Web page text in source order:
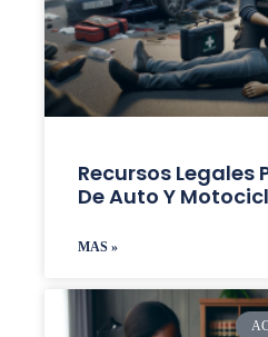
Recursos Legales
De Auto Y
MAS »